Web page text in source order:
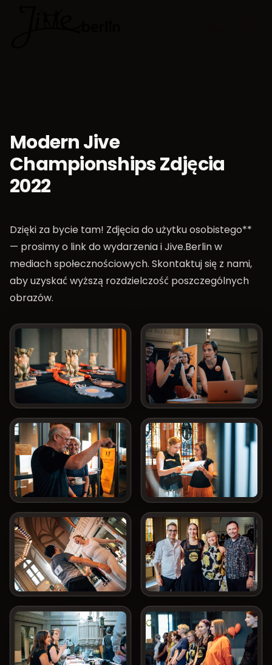
Modern Jive
Championships Zdjęcia
2022
Dzięki za bycie tam! Zdjęcia do użytku osobistego**
— prosimy o link do wydarzenia i Jive.Berlin w
mediach społecznościowych. Skontaktuj się z nami,
aby uzyskać wyższą rozdzielczość poszczególnych
obrazów.